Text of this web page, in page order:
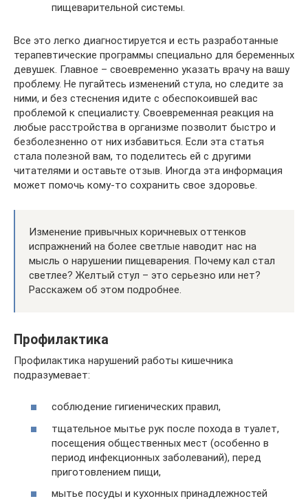
пищеварительной системы.
Все это легко диагностируется и есть разработанные
терапевтические программы специально для беременных
девушек. Главное – своевременно указать врачу на вашу
проблему. Не пугайтесь изменений стула, но следите за
ними, и без стеснения идите с обеспокоившей вас
проблемой к специалисту. Своевременная реакция на
любые расстройства в организме позволит быстро и
безболезненно от них избавиться. Если эта статья
стала полезной вам, то поделитесь ей с другими
читателями и оставьте отзыв. Иногда эта информация
может помочь кому-то сохранить свое здоровье.
Изменение привычных коричневых оттенков
испражнений на более светлые наводит нас на
мысль о нарушении пищеварения. Почему кал стал
светлее? Желтый стул – это серьезно или нет?
Расскажем об этом подробнее.
Профилактика
Профилактика нарушений работы кишечника
подразумевает:
соблюдение гигиенических правил,
тщательное мытье рук после похода в туалет,
посещения общественных мест (особенно в
период инфекционных заболеваний), перед
приготовлением пищи,
мытье посуды и кухонных принадлежностей